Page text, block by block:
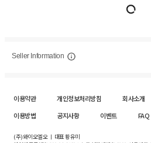
Seller Information
이용약관 개인정보처리방침 회사소개
이용방법
공지사항 이벤트 FAQ
(주)와이오엘오 ㅣ 대표 황유미